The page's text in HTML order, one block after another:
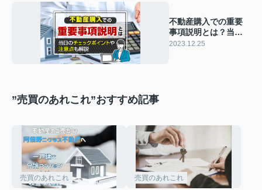
不動産購入での重要
事項説明とは？当日
のチェックポイント
2023.12.25
”売買のあれこれ”おすすめ記事
売買のあれこれ 売買のあれこれ